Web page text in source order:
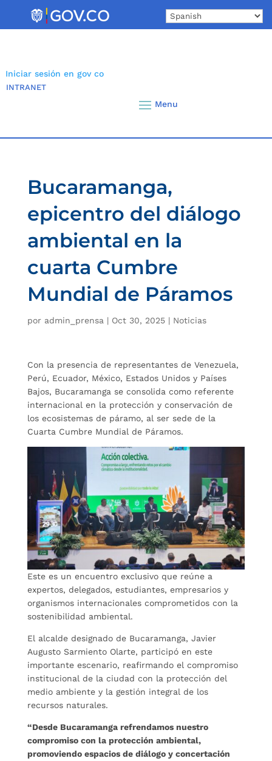
Iniciar sesión en gov co
INTRANET
Bucaramanga,
epicentro del diálogo
ambiental en la
cuarta Cumbre
Mundial de Páramos
por admin_prensa | Oct 30, 2025| Noticias
Con la presencia de representantes de Venezuela,
Perú, Ecuador, México, Estados Unidos y Países
Bajos, Bucaramanga se consolida como referente
internacional en la protección y conservación de
los ecosistemas de páramo, al ser sede de la
Cuarta Cumbre Mundial de Páramos.
Este es un encuentro exclusivo que reúne a
expertos, delegados, estudiantes, empresarios y
organismos internacionales comprometidos con la
sostenibilidad ambiental.
El alcalde designado de Bucaramanga, Javier
Augusto Sarmiento Olarte, participó en este
importante escenario, reafirmando el compromiso
institucional de la ciudad con la protección del
medio ambiente y la gestión integral de los
recursos naturales.
“Desde Bucaramanga refrendamos nuestro
compromiso con la protección ambiental,
promoviendo espacios de diálogo y concertación